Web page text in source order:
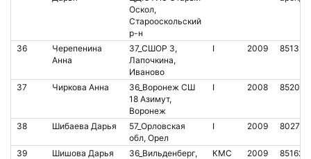
Оскол,
Старооскольский
р-н
36
Черепенина
Анна
37_СШОР 3,
Лапочкина,
Иваново
I 2009
37 Чиркова Анна
36_Воронеж СШ
18 Азимут,
Воронеж
I 2008
38 Шибаева Дарья
57_Орловская
обл, Орел
I 2009
39 Шишова Дарья
36_Вильденберг,
КМС 2009